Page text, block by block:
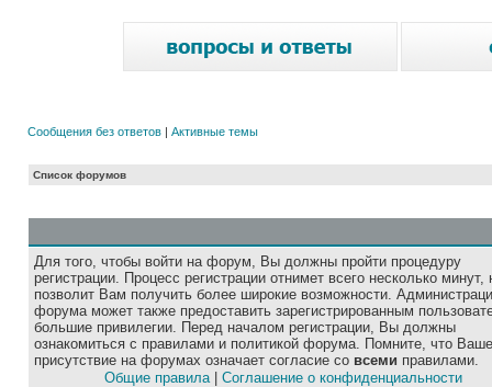
Сообщения без ответов | Активные темы
Список форумов
Для того, чтобы войти на форум, Вы должны пройти процедуру
регистрации. Процесс регистрации отнимет всего несколько минут,
позволит Вам получить более широкие возможности.
форума может также предоставить зарегистрированным
большие привилегии. Перед началом регистрации, Вы должны
ознакомиться с правилами и политикой форума. Помните, что Ваше
присутствие на форумах означает согласие со всеми правилами.
Общие правила| Соглашение о конфиденциальности